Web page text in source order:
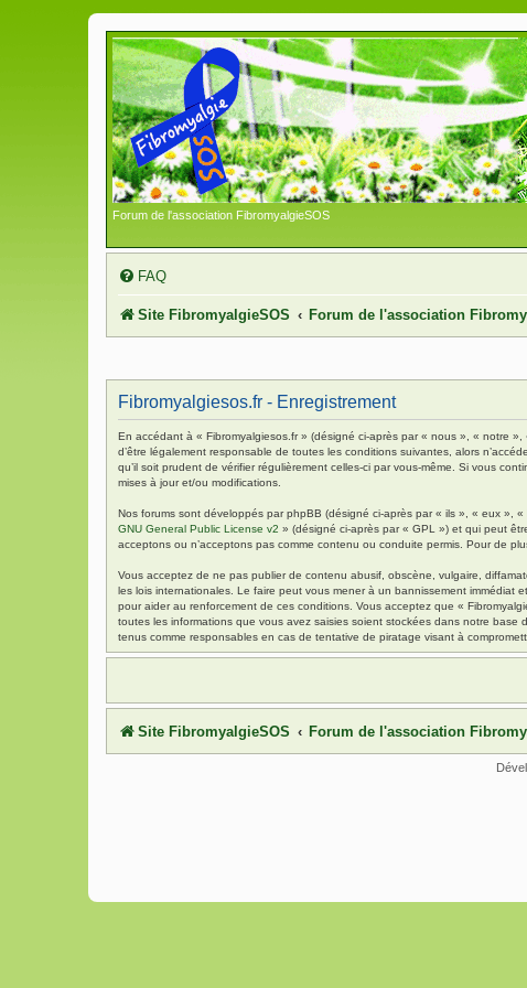
Forum de l'association FibromyalgieSOS
FAQ
Site FibromyalgieSOS Forum de l'association
Fibromyalgiesos.fr - Enregistrement
En accédant à « Fibromyalgiesos.fr » (désigné ci-après par « nous », « notre
d’être légalement responsable de toutes les conditions suivantes, alors
qu’il soit prudent de vérifier régulièrement celles-ci par vous-même. Si vous
mises à jour et/ou modifications.
Nos forums sont développés par phpBB (désigné ci-après par « ils », « eux »,
GNU General Public License v2 » (désigné ci-après par « GPL ») et qui peut
acceptons ou n’acceptons pas comme contenu ou conduite permis. Pour de
Vous acceptez de ne pas publier de contenu abusif, obscène, vulgaire,
les lois internationales. Le faire peut vous mener à un bannissement immédiat
pour aider au renforcement de ces conditions. Vous acceptez que «
toutes les informations que vous avez saisies soient stockées dans notre
tenus comme responsables en cas de tentative de piratage visant à
Site FibromyalgieSOS Forum de l'association